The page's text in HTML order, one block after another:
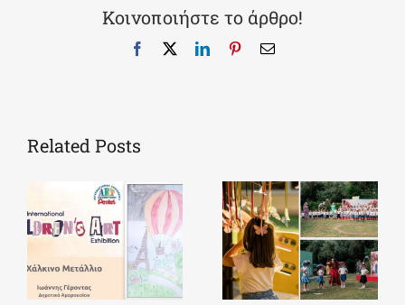
Κοινοποιήστε το άρθρο!
Facebook LinkedInPinterestEmail
Related Posts